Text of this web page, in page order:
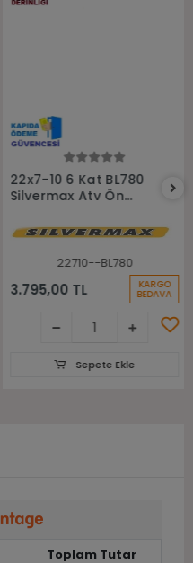
22x7-10 6 Kat BL780
Silvermax Atv Ön
22710--BL780
3.795,00 TL KARGO
BEDAVA
Sepete Ekle
Toplam Tutar